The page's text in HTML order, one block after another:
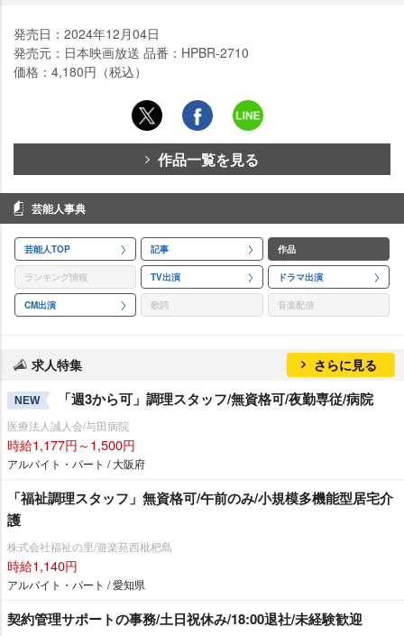
発売日：2024年12月04日
発売元：日本映画放送 品番：HPBR-2710
価格：4,180円（税込）
作品一覧を見る
芸能人事典
芸能人TOP 記事 作品
ランキング情報 TV出演 ドラマ出演
CM出演 歌詞 音楽配信
求人特集 さらに見る
NEW 「週3から可」調理スタッフ/無資格可/夜勤専従/病院
医療法人誠人会/与田病院
時給1,177円～1,500円
アルバイト・パート / 大阪府
「福祉調理スタッフ」無資格可/午前のみ/小規模多機能型居宅介
護
株式会社福祉の里/遊楽苑西枇杷島
時給1,140円
アルバイト・パート / 愛知県
契約管理サポートの事務/土日祝休み/18:00退社/未経験歓迎